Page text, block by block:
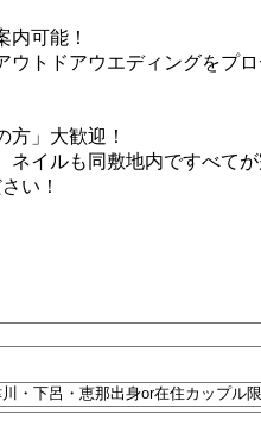
内可能！
ウトドアウエディングをプ
方」大歓迎！
ネイルも同敷地内ですべて
い！